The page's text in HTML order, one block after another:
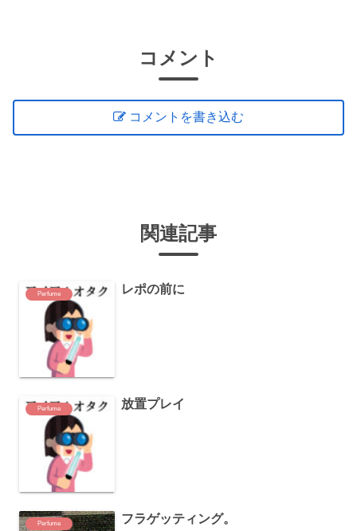
関連記事
Perfume レポの前に
Perfume 放置プレイ
Perfume フラゲッティング。
コメント
コメントを書き込む